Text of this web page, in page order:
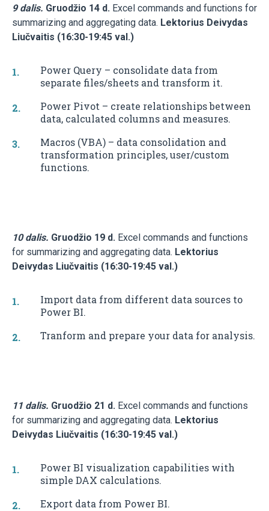
9 dalis. Gruodžio 14 d. Excel commands and functions for
summarizing and aggregating data. Lektorius Deivydas
Liučvaitis (16:30-19:45 val.)
Power Query – consolidate data from
separate files/sheets and transform it.
Power Pivot – create relationships between
data, calculated columns and measures.
Macros (VBA) – data consolidation and
transformation principles, user/custom
functions.
10 dalis. Gruodžio 19 d. Excel commands and functions
for summarizing and aggregating data. Lektorius
Deivydas Liučvaitis (16:30-19:45 val.)
Import data from different data sources to
Power BI.
Tranform and prepare your data for analysis.
11 dalis. Gruodžio 21 d. Excel commands and functions
for summarizing and aggregating data. Lektorius
Deivydas Liučvaitis (16:30-19:45 val.)
Power BI visualization capabilities with
simple DAX calculations.
Export data from Power BI.